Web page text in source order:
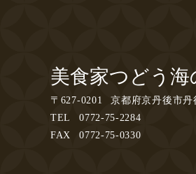
美食家つどう
〒 627-0201
京都府京丹後市丹
TEL
0772-75-2284
FAX
0772-75-0330